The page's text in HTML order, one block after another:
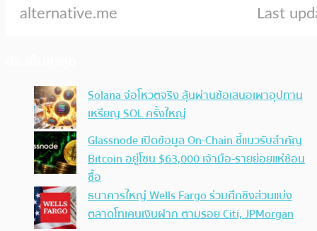
Solana จ่อโหวตจริง ลุ้นผ่านข้อเสนอเผาอุปทาน
เหรียญ SOL ครั้งใหญ่
Glassnode เปิดข้อมูล On-Chain ชี้แนวรับสำคัญ
Bitcoin อยู่โซน $63,000 เจ้ามือ-รายย่อยแห่ช้อน
ซื้อ
ธนาคารใหญ่ Wells Fargo ร่วมศึกชิงส่วนแบ่ง
ตลาดโทเคนเงินฝาก ตามรอย Citi, JPMorgan